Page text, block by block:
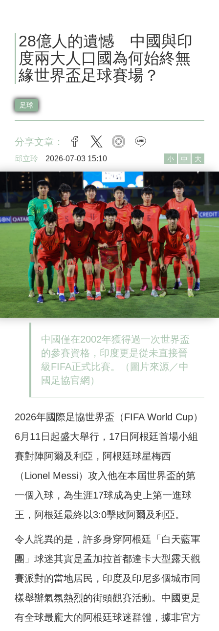
28億人的遺憾 中國與印
度兩大人口國為何始終無
緣世界盃足球賽場？
足球
分享文章： facebook
twitter instagram
邱立玲 2026-07-03 15:10 小 中 大
中國僅在2002年獲得過一次世界盃
的參賽資格，印度更是從未直接晉
級FIFA正式比賽。（圖片來源／中
國足協官網）
2026年國際足協世界盃（FIFA World Cup）
6月11日起盛大舉行，17日阿根廷首場小組
賽對陣阿爾及利亞，阿根廷球星梅西
（Lionel Messi）攻入他在本屆世界盃的第
一個入球，為生涯17球成為史上第一進球
王，阿根廷最終以3:0擊敗阿爾及利亞。
令人詫異的是，許多身穿阿根廷「白天藍軍
團」球迷其實是孟加拉首都達卡大型露天觀
賽派對的當地居民，印度及印尼多個城市同
樣舉辦氣氛熱烈的街頭觀賽活動。中國更是
有全球最龐大的阿根廷球迷群體，據非官方